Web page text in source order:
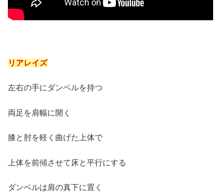
リアレイズ
左右の手にダンベルを持つ
両足を肩幅に開く
膝と肘を軽く曲げた上体で
上体を前傾させて床と平行にする
ダンベルは肩の真下に置く